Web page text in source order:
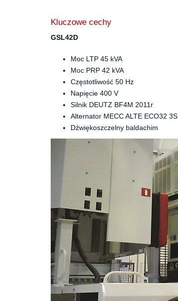
Kluczowe cechy
GSL42D
Moc LTP 45 kVA
Moc PRP 42 kVA
Częstotliwość 50 Hz
Napięcie 400 V
Silnik DEUTZ BF4M 2011r
Alternator MECC ALTE ECO32 3S
Dźwiękoszczelny baldachim